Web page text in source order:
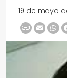
19 de mayo